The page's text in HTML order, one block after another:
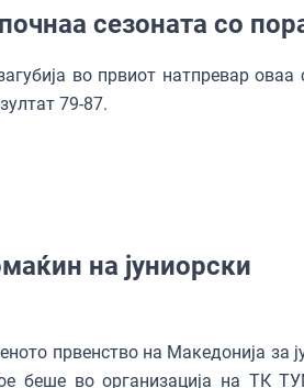
сезоната со
во првиот натпревар оваа
79-87.
на јуниорски
првенство на Македонија за
беше во организација на ТК